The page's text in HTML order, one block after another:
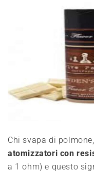
Chi svapa di
atomizzatori con
a 1 ohm) e questo